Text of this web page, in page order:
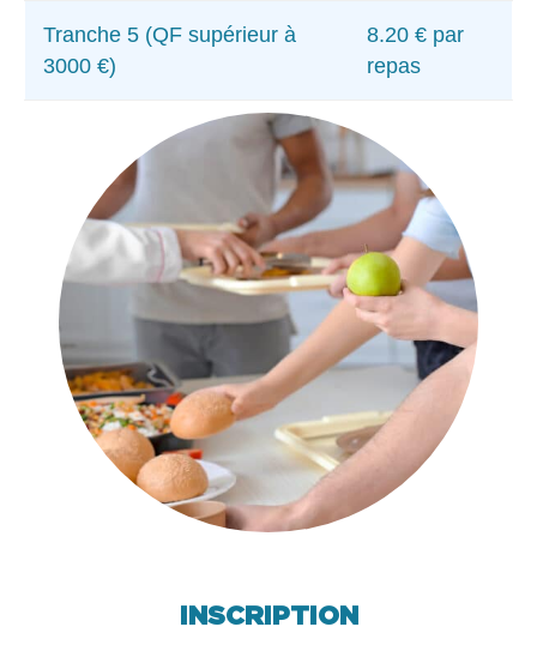
Tranche 5 (QF supérieur à
3000 €)
8.20 € par
repas
INSCRIPTION